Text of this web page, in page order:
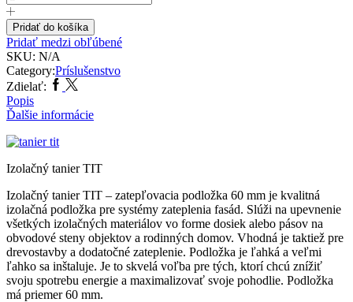
tanier
TIT
Pridať do košíka
Pridať medzi obľúbené
SKU: N/A
Category:Príslušenstvo
Zdielať: Facebook
Twitter
Popis
Ďalšie informácie
Izolačný tanier TIT
Izolačný tanier TIT – zatepľovacia podložka 60 mm je kvalitná
izolačná podložka pre systémy zateplenia fasád. Slúži na upevnenie
všetkých izolačných materiálov vo forme dosiek alebo pásov na
obvodové steny objektov a rodinných domov. Vhodná je taktiež pre
drevostavby a dodatočné zateplenie. Podložka je ľahká a veľmi
ľahko sa inštaluje. Je to skvelá voľba pre tých, ktorí chcú znížiť
svoju spotrebu energie a maximalizovať svoje pohodlie. Podložka
má priemer 60 mm.